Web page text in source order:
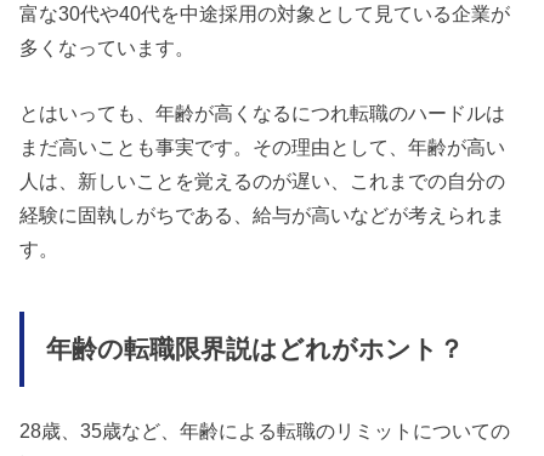
富な30代や40代を中途採用の対象として見ている企業が
多くなっています。
とはいっても、年齢が高くなるにつれ転職のハードルは
まだ高いことも事実です。その理由として、年齢が高い
人は、新しいことを覚えるのが遅い、これまでの自分の
経験に固執しがちである、給与が高いなどが考えられま
す。
年齢の転職限界説はどれがホント？
28歳、35歳など、年齢による転職のリミットについての